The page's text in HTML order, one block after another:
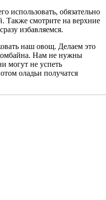
использовать, обязательно
Также смотрите на верхние
избавляемся.
наш овощ. Делаем это
Нам не нужны
могут не успеть
оладьи получатся